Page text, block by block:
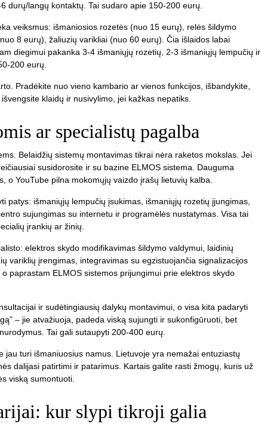
durų/langų kontaktų. Tai sudaro apie 150-200 eurų.
veiksmus: išmaniosios rozetės (nuo 15 eurų), relės šildymo
8 eurų), žaliuzių varikliai (nuo 60 eurų). Čia išlaidos labai
diegimui pakanka 3-4 išmaniųjų rozetių, 2-3 išmaniųjų lempučių ir
200 eurų.
Pradėkite nuo vieno kambario ar vienos funkcijos, išbandykite,
klaidų ir nusivylimo, jei kažkas nepatiks.
ar specialistų pagalba
Belaidžių sistemų montavimas tikrai nėra raketos mokslas. Jei
susidorosite ir su bazine ELMOS sistema. Dauguma
o YouTube pilna mokomųjų vaizdo įrašų lietuvių kalba.
patys: išmaniųjų lempučių įsukimas, išmaniųjų rozetių įjungimas,
sujungimas su internetu ir programėlės nustatymas. Visa tai
įrankių ar žinių.
elektros skydo modifikavimas šildymo valdymui, laidinių
variklių įrengimas, integravimas su egzistuojančia signalizacijos
paprastam ELMOS sistemos prijungimui prie elektros skydo
ir sudėtingiausių dalykų montavimui, o visa kita padaryti
– jie atvažiuoja, padeda viską sujungti ir sukonfigūruoti, bet
Tai gali sutaupyti 200-400 eurų.
turi išmaniuosius namus. Lietuvoje yra nemažai entuziastų
dalijasi patirtimi ir patarimus. Kartais galite rasti žmogų, kuris už
viską sumontuoti.
kur slypi tikroji galia